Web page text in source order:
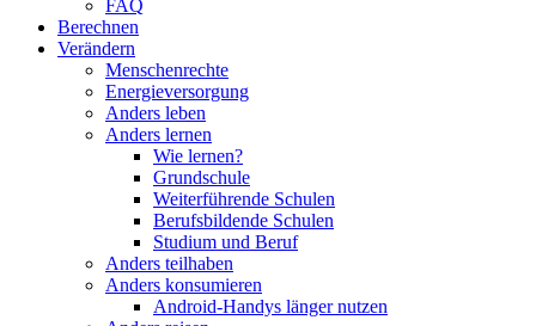
FAQ
Berechnen
Verändern
Menschenrechte
Energieversorgung
Anders leben
Anders lernen
Wie lernen?
Grundschule
Weiterführende Schulen
Berufsbildende Schulen
Studium und Beruf
Anders teilhaben
Anders konsumieren
Android-Handys länger nutzen